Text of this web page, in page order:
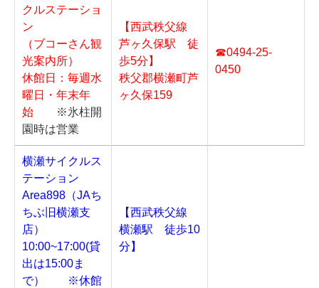
クルステーショ
ン
（ブコーさん観
光案内所）
休館日：毎週水
曜日・年末年
始
※氷柱開
園時は営業
【西武秩父線
芦ヶ久保駅 徒
歩5分】
秩父郡横瀬町芦
ヶ久保159
☎0494-25-
0450
横瀬サイクルス
テーション
Area898（JAち
ちぶ旧横瀬支
店）
10:00~17:00(貸
出は15:00ま
で）
※休館
【西武秩父線
横瀬駅 徒歩10
分】